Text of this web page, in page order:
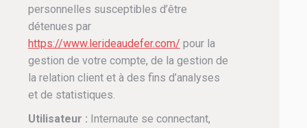
personnelles susceptibles d’être
détenues par
https://www.lerideaudefer.com/ pour la
gestion de votre compte, de la gestion de
la relation client et à des fins d’analyses
et de statistiques.
Utilisateur : Internaute se connectant,